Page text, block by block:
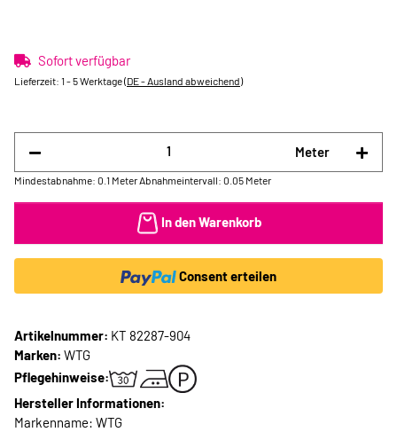
Sofort verfügbar
Lieferzeit: 1 - 5 Werktage(DE - Ausland abweichend)
Meter
Mindestabnahme: 0.1 Meter Abnahmeintervall: 0.05 Meter
In den Warenkorb
Consent erteilen
Artikelnummer: KT 82287-904
Marken: WTG
Pflegehinweise:
Hersteller Informationen:
Markenname: WTG